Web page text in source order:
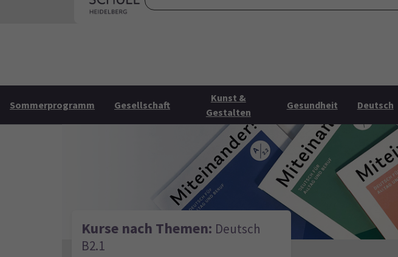
Startseite Über uns Mehr
Sommerprogramm Gesellschaft
Kunst &
Gestalten
Gesundheit Deutsch
Kurse nach Themen: Deutsch
B2.1